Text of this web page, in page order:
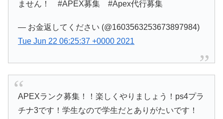
ません！ #APEX募集 #Apex代行募集
— お金返してください (@1603563253673897984)
Tue Jun 22 06:25:37 +0000 2021
APEXランク募集！！楽しくやりましょう！ps4プラ
チナ3です！学生なので学生だとありがたいです！